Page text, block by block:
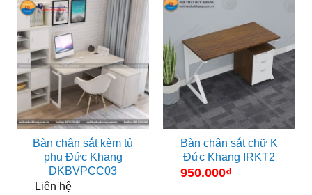
Bàn chân sắt kèm tủ
phụ Đức Khang
DKBVPCC03
Liên hệ
Bàn chân sắt chữ K
Đức Khang IRKT2
950.000₫